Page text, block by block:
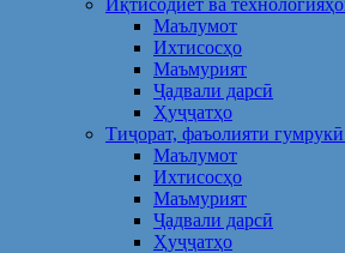
Иқтисодиёт ва
Маълумот
Ихтисосҳо
Маъмурият
Ҷадвали дарсӣ
Ҳуҷҷатҳо
Тиҷорат, фаъолияти
Маълумот
Ихтисосҳо
Маъмурият
Ҷадвали дарсӣ
Ҳуҷҷатҳо